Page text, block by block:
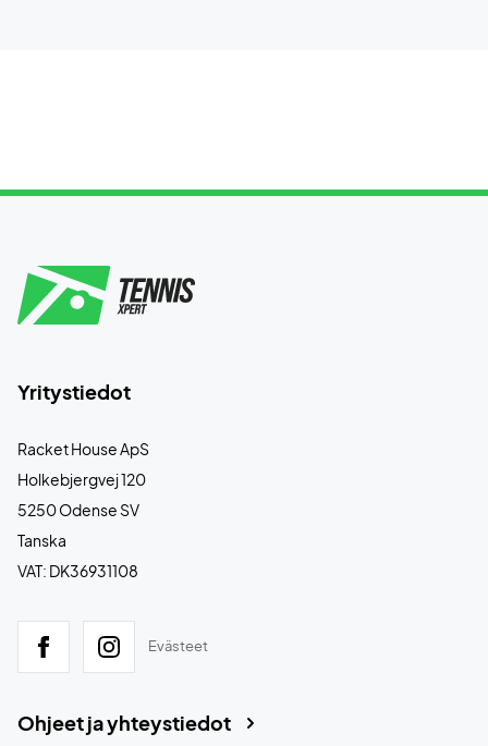
Yritystiedot
Racket House ApS
Holkebjergvej 120
5250 Odense SV
Tanska
VAT: DK36931108
Evästeet
Ohjeet ja yhteystiedot